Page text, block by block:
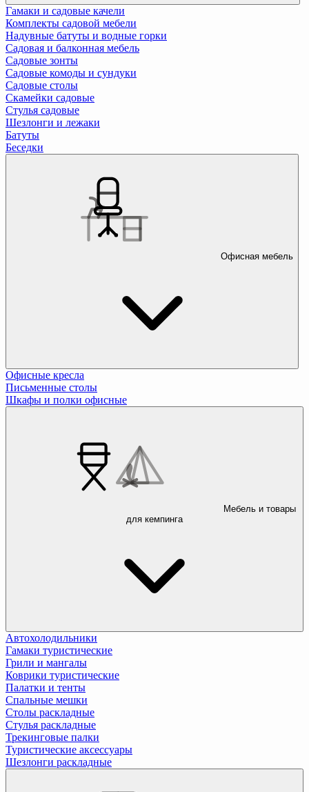
Гамаки и садовые качели
Комплекты садовой мебели
Надувные батуты и водные горки
Садовая и балконная мебель
Садовые зонты
Садовые комоды и сундуки
Садовые столы
Скамейки садовые
Стулья садовые
Шезлонги и лежаки
Батуты
Беседки
Офисная мебель
Офисные кресла
Письменные столы
Шкафы и полки офисные
Мебель и товары
для кемпинга
Автохолодильники
Гамаки туристические
Грили и мангалы
Коврики туристические
Палатки и тенты
Спальные мешки
Столы раскладные
Стулья раскладные
Трекинговые палки
Туристические аксессуары
Шезлонги раскладные